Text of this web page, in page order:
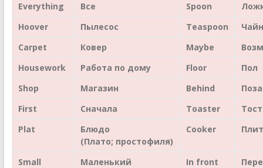
Everything Все Spoon
Hoover
Пылесос Teaspoon
Carpet
Ковер Maybe
Housework
Работа по дому Floor
Пол
Shop
Магазин Behind
First
Сначала Toaster
Plat
Блюдо
(Плато; простофиля)
Cooker
Small Маленький In front